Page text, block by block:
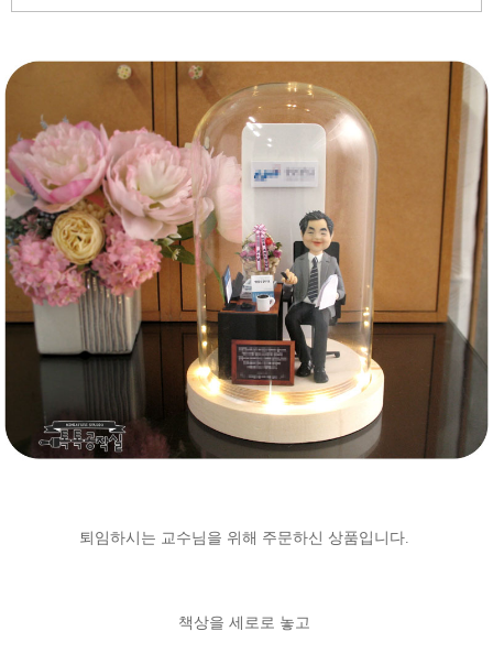
퇴임하시는 교수님을 위해 주문하신 상품입니다.
책상을 세로로 놓고